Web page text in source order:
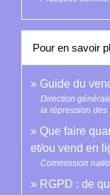
Pour en savoir
Guide du
Direction
la répression des
Que faire
et/ou vend en
Commission
RGPD : de